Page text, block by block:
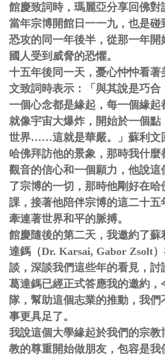
館慶致詞時，瑪麗亞分享回佛對
當年宗博開館日一一九，也是
恐攻的同一年後半，從那一年
國人受到威脅的恐懼。
十五年後同一天，憂心忡忡看著
文致詞時表示：「與其說是巧
一個心念都是緣起，每一個緣起
就像宇宙大爆炸，開始於一個
世界……這就是華嚴。」蘇利文
哈佛拜訪他的景象，那時我什
觀音的信心和一個願力，他說這
了宗博的一切，那時他剛好在哈
課，接著他陪伴宗博的這二十
牽連著世界和平的脈搏。
館慶隨後的第二天，我邀約了
達鎷（Dr. Karsai, Gabor Zsolt
談，深談我們這些年的看見，討
葛達鎷已經正式答應我的邀約，
隊，幫助這個志業的推動，我
事更具足了。
我說這個大學緣起於我們的宗
教的尊重開始做朋友，包容是